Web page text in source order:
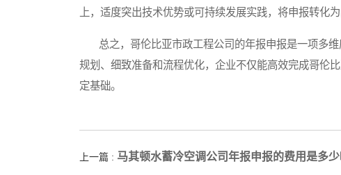
上，适度突出技术优势或可持续发展实践，将申报转化为
总之，哥伦比亚市政工程公司的年报申报是一项多维
规划、细致准备和流程优化，企业不仅能高效完成哥伦
定基础。
上一篇 : 马其顿水蓄冷空调公司年报申报的费用是多